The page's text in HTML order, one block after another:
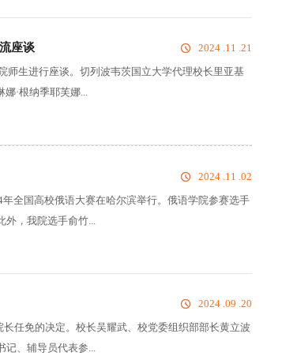
2024 .11 .21
座谈
师生进行座谈。切列波韦茨国立大学代理校长里亚基
娜·根纳季耶芙娜...
2024 .11 .02
全国高校俄语大赛在哈尔滨举行。俄语学院参赛选手
外，我院选手俞竹...
2024 .09 .20
任免的决定。校长吴耀武、校党委组织部部长黄立波
记、辅导员代表参...